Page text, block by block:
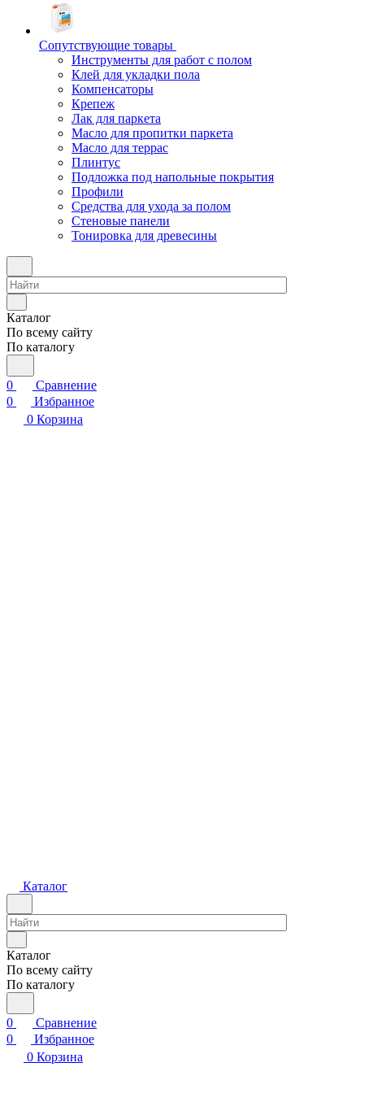
Сопутствующие товары
Инструменты для работ с полом
Клей для укладки пола
Компенсаторы
Крепеж
Лак для паркета
Масло для пропитки паркета
Масло для террас
Плинтус
Подложка под напольные покрытия
Профили
Средства для ухода за полом
Стеновые панели
Тонировка для древесины
Каталог
По всему сайту
По каталогу
0
Сравнение
0
Избранное
0 Корзина
Каталог
Каталог
По всему сайту
По каталогу
0
Сравнение
0
Избранное
0 Корзина